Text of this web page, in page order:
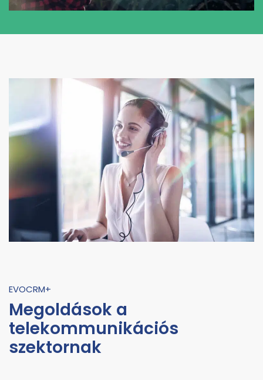
EVOCRM+
Megoldások a
telekommunikációs
szektornak